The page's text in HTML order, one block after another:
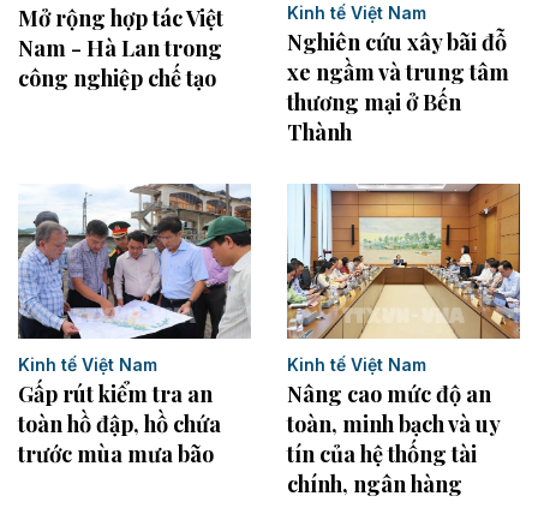
Mở rộng hợp tác Việt
Nam - Hà Lan trong
công nghiệp chế tạo
Kinh tế Việt Nam
Nghiên cứu xây bãi đỗ
xe ngầm và trung tâm
thương mại ở Bến
Thành
Kinh tế Việt Nam
Gấp rút kiểm tra an
toàn hồ đập, hồ chứa
trước mùa mưa bão
Kinh tế Việt Nam
Nâng cao mức độ an
toàn, minh bạch và uy
tín của hệ thống tài
chính, ngân hàng